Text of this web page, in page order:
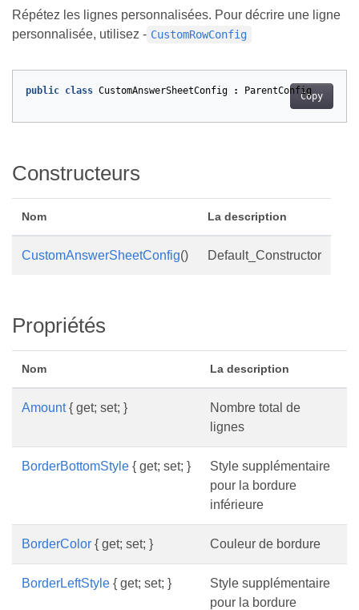
Répétez les lignes personnalisées. Pour décrire une ligne
personnalisée, utilisez - CustomRowConfig
Copy
public class CustomAnswerSheetConfig : ParentConfig
Constructeurs
Nom La description
CustomAnswerSheetConfig() Default_Constructor
Propriétés
Nom La description
Amount{ get; set; }
Nombre total de
lignes
BorderBottomStyle { get; set; }
Style supplémentaire
pour la bordure
inférieure
BorderColor { get; set; } Couleur de bordure
BorderLeftStyle { get; set; }
Style supplémentaire
pour la bordure